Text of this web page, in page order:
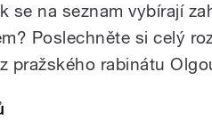
se na seznam vybírají
Poslechněte si celý
pražského rabinátu